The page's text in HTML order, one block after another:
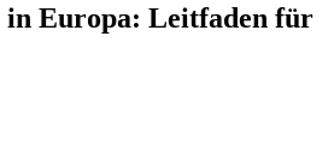
in Europa: Leitfaden für